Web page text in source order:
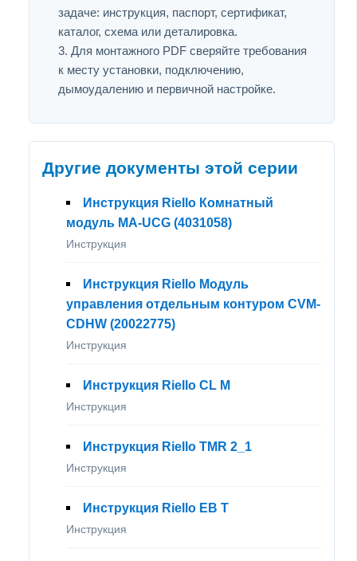
задаче: инструкция, паспорт, сертификат,
каталог, схема или деталировка.
Для монтажного PDF сверяйте требования
к месту установки, подключению,
дымоудалению и первичной настройке.
Другие документы этой серии
Инструкция Riello Комнатный
модуль MA-UCG (4031058)
Инструкция
Инструкция Riello Модуль
управления отдельным контуром CVM-
CDHW (20022775)
Инструкция
Инструкция Riello CL M
Инструкция
Инструкция Riello TMR 2_1
Инструкция
Инструкция Riello EB T
Инструкция